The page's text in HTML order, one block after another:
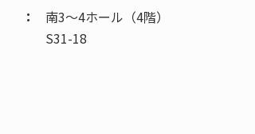
：
南3～4ホール（4階）
S31-18